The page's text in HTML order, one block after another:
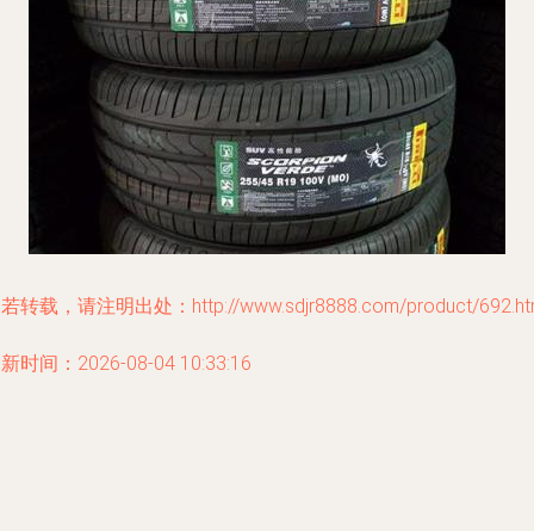
转载，请注明出处：http://www.sdjr8888.com/product/
时间：2026-08-04 10:33:16